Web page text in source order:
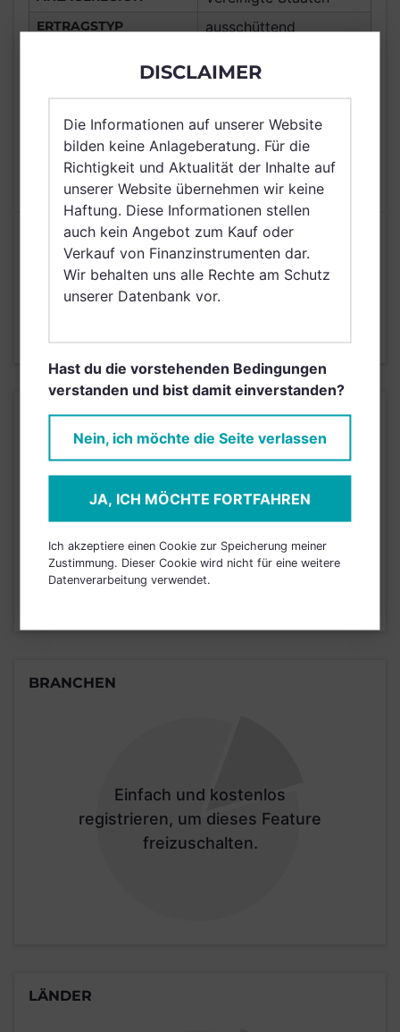
ERTRAGSTYP ausschüttend
VERTRIEBSZULASSUNG
AUSGABEAUFSCHLAG 3,00%
MAX. LAUFENDE
KOSTEN
N/A
Risikoeinstufung laut Anbieter (KID)
2 3 4
Stand 28.12.2017
KURSENTWICKLUNG
Einfach und kostenlos
registrieren, um dieses Feature
freizuschalten.
JETZT ANMELDEN
BRANCHEN
Einfach und kostenlos
registrieren, um dieses Feature
freizuschalten.
LÄNDER
DISCLAIMER
Die Informationen auf unserer Website
bilden keine Anlageberatung. Für die
Richtigkeit und Aktualität der Inhalte auf
unserer Website übernehmen wir keine
Haftung. Diese Informationen stellen
auch kein Angebot zum Kauf oder
Verkauf von Finanzinstrumenten dar.
Wir behalten uns alle Rechte am Schutz
unserer Datenbank vor.
Hast du die vorstehenden Bedingungen
verstanden und bist damit einverstanden?
Nein, ich möchte die Seite verlassen
JA, ICH MÖCHTE FORTFAHREN
Ich akzeptiere einen Cookie zur Speicherung meiner
Zustimmung. Dieser Cookie wird nicht für eine weitere
Datenverarbeitung verwendet.